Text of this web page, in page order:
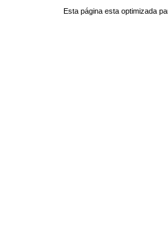
Esta página esta optimizada